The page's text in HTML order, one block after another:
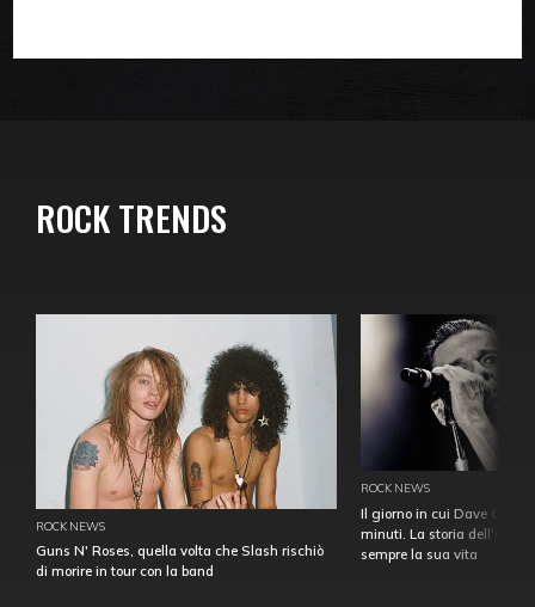
ROCK TRENDS
ROCK NEWS
Guns N' Roses, quella volta che Slash rischiò
di morire in tour con la band
ROCK NEWS
Il giorno in cui Dave
minuti. La storia
sempre la sua vita